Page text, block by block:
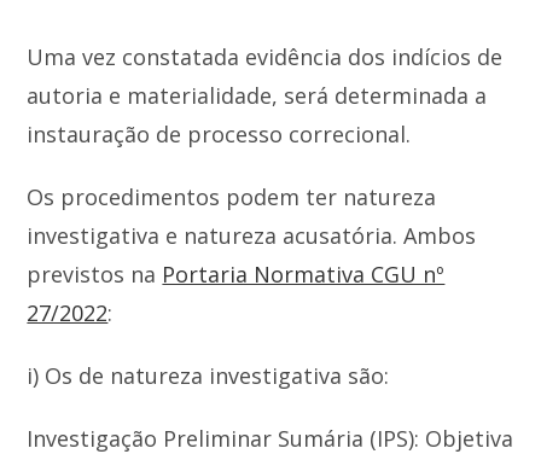
Uma vez constatada evidência dos indícios de
autoria e materialidade, será determinada a
instauração de processo correcional.
Os procedimentos podem ter natureza
investigativa e natureza acusatória. Ambos
previstos na Portaria Normativa CGU nº
27/2022:
i) Os de natureza investigativa são:
Investigação Preliminar Sumária (IPS): Objetiva